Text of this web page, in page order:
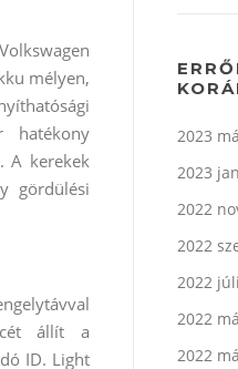
mélyen,
hatékony
A kerekek
gördülési
állít a
ID. Light
2023
2023
2022
2022
2022
2022
2022